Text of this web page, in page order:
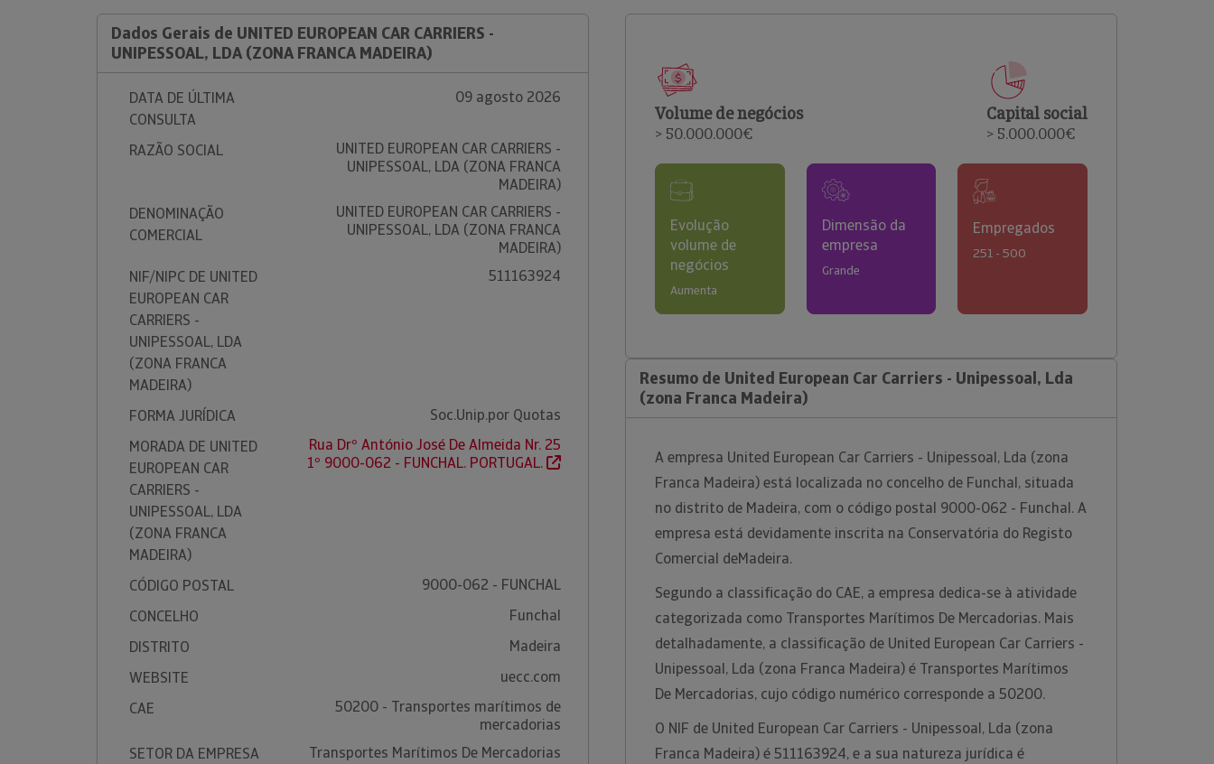
comerciais e analisar o risco de incumprimento dos
Dados Gerais de UNITED EUROPEAN CAR CARRIERS -
UNIPESSOAL, LDA (ZONA FRANCA MADEIRA)
DATA DE ÚLTIMA
CONSULTA
09 agosto 2026
RAZÃO SOCIAL
UNITED EUROPEAN CAR CARRIERS -
UNIPESSOAL, LDA (ZONA FRANCA
MADEIRA)
DENOMINAÇÃO
COMERCIAL
UNITED EUROPEAN CAR CARRIERS -
UNIPESSOAL, LDA (ZONA FRANCA
MADEIRA)
NIF/NIPC DE UNITED
EUROPEAN CAR
CARRIERS -
UNIPESSOAL, LDA
(ZONA FRANCA
MADEIRA)
511163924
FORMA JURÍDICA
Soc.Unip.por Quotas
MORADA DE UNITED
EUROPEAN CAR
CARRIERS -
UNIPESSOAL, LDA
(ZONA FRANCA
MADEIRA)
Rua Drº António José De Almeida Nr. 25
1º 9000-062 - FUNCHAL. PORTUGAL.
CÓDIGO POSTAL
9000-062 - FUNCHAL
CONCELHO
Funchal
DISTRITO
Madeira
WEBSITE
uecc.com
CAE
50200 - Transportes marítimos de
mercadorias
SETOR DA EMPRESA
Transportes Marítimos De Mercadorias
Volume de negócios
> 50.000.000€
Capital social
> 5.000.000€
Evolução
volume de
negócios
Aumenta
Dimensão da
empresa
Grande
Empregados
251 - 500
Resumo de United European Car Carriers - Unipessoal, Lda
(zona Franca Madeira)
A empresa United European Car Carriers - Unipessoal, Lda (zona
Franca Madeira) está localizada no concelho de Funchal, situada
no distrito de Madeira, com o código postal 9000-062 - Funchal. A
empresa está devidamente inscrita na Conservatória do Registo
Comercial deMadeira.
Segundo a classificação do CAE, a empresa dedica-se à atividade
categorizada como Transportes Marítimos De Mercadorias. Mais
detalhadamente, a classificação de United European Car Carriers -
Unipessoal, Lda (zona Franca Madeira) é Transportes Marítimos
De Mercadorias, cujo código numérico corresponde a 50200.
O NIF de United European Car Carriers - Unipessoal, Lda (zona
Franca Madeira) é 511163924, e a sua natureza jurídica é